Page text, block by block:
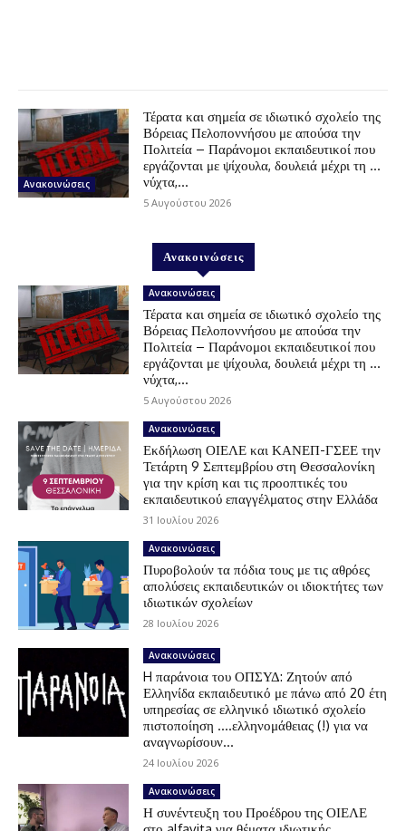
Ανακοινώσεις
Τέρατα και σημεία σε ιδιωτικό σχολείο της
Βόρειας Πελοποννήσου με απούσα την
Πολιτεία – Παράνομοι εκπαιδευτικοί που
εργάζονται με ψίχουλα, δουλειά μέχρι τη …
νύχτα,...
5 Αυγούστου 2026
Ανακοινώσεις
Ανακοινώσεις
Τέρατα και σημεία σε ιδιωτικό σχολείο της
Βόρειας Πελοποννήσου με απούσα την
Πολιτεία – Παράνομοι εκπαιδευτικοί που
εργάζονται με ψίχουλα, δουλειά μέχρι τη …
νύχτα,...
5 Αυγούστου 2026
Ανακοινώσεις
Εκδήλωση ΟΙΕΛΕ και ΚΑΝΕΠ-ΓΣΕΕ την
Τετάρτη 9 Σεπτεμβρίου στη Θεσσαλονίκη
για την κρίση και τις προοπτικές του
εκπαιδευτικού επαγγέλματος στην Ελλάδα
31 Ιουλίου 2026
Ανακοινώσεις
Πυροβολούν τα πόδια τους με τις αθρόες
απολύσεις εκπαιδευτικών οι ιδιοκτήτες των
ιδιωτικών σχολείων
28 Ιουλίου 2026
Ανακοινώσεις
H παράνοια του ΟΠΣΥΔ: Ζητούν από
Ελληνίδα εκπαιδευτικό με πάνω από 20 έτη
υπηρεσίας σε ελληνικό ιδιωτικό σχολείο
πιστοποίηση ….ελληνομάθειας (!) για να
αναγνωρίσουν...
24 Ιουλίου 2026
Ανακοινώσεις
Η συνέντευξη του Προέδρου της ΟΙΕΛΕ